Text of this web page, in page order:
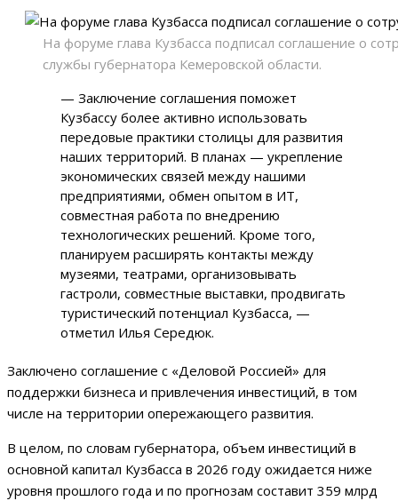
На форуме глава Кузбасса подписал соглашение о
службы губернатора Кемеровской области.
— Заключение соглашения поможет
Кузбассу более активно использовать
передовые практики столицы для развития
наших территорий. В планах — укрепление
экономических связей между нашими
предприятиями, обмен опытом в ИТ,
совместная работа по внедрению
технологических решений. Кроме того,
планируем расширять контакты между
музеями, театрами, организовывать
гастроли, совместные выставки, продвигать
туристический потенциал Кузбасса, —
отметил Илья Середюк.
Заключено соглашение с «Деловой Россией» для
поддержки бизнеса и привлечения инвестиций, в том
числе на территории опережающего развития.
В целом, по словам губернатора, объем инвестиций в
основной капитал Кузбасса в 2026 году ожидается ниже
уровня прошлого года и по прогнозам составит 359 млрд